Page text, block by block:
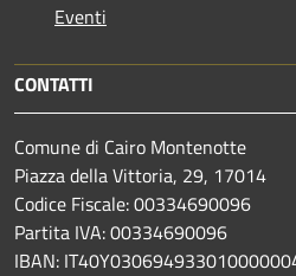
Eventi
CONTATTI
Comune di Cairo Montenotte
Piazza della Vittoria, 29, 17014
Codice Fiscale: 00334690096
Partita IVA: 00334690096
IBAN: